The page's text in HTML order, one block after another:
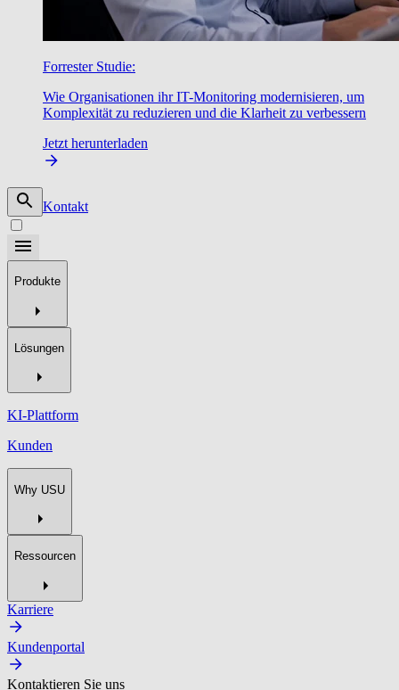
Forrester Studie:
Wie Organisationen ihr IT-Monitoring modernisieren, um
Komplexität zu reduzieren und die Klarheit zu verbessern
Jetzt herunterladen
Kontakt
Produkte
Lösungen
KI-Plattform
Kunden
Why USU
Ressourcen
Karriere
Kundenportal
Kontaktieren Sie uns